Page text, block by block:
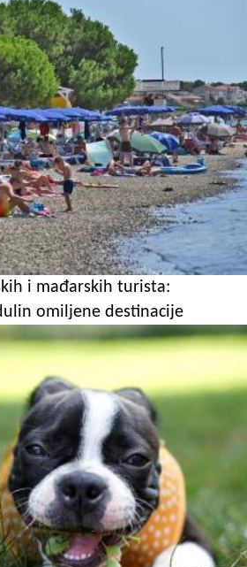
i mađarskih turista:
omiljene destinacije